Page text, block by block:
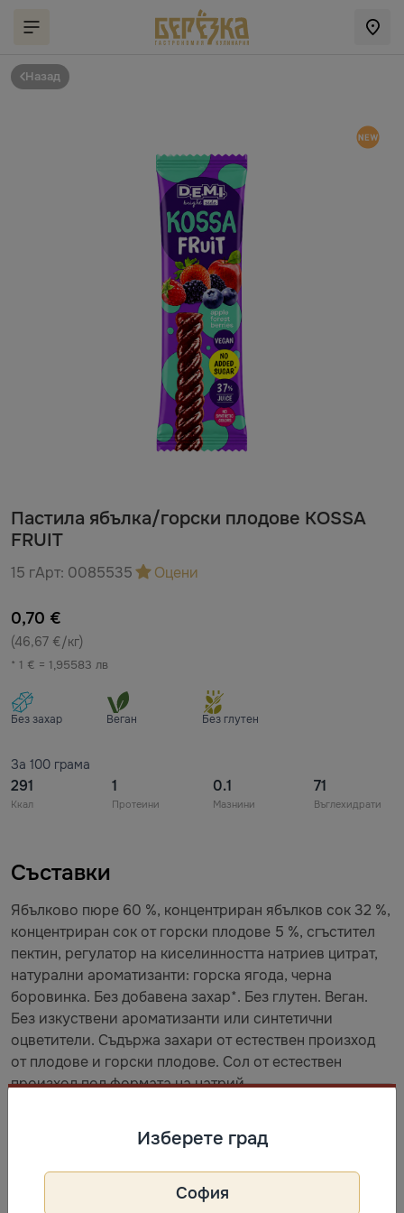
Назад
Пастила ябълка/горски плодове KOSSA
FRUIT
15 гАрт: 0085535 Оцени
0,70 €
(46,67 €/кг)
* 1 € = 1,95583 лв
Без захар Веган Без глутен
За 100 грама
291
Ккал
1
Протеини
0.1
Мазнини
71
Въглехидрати
Съставки
Ябълково пюре 60 %, концентриран ябълков сок 32 %,
концентриран сок от горски плодове 5 %, сгъстител
пектин, регулатор на киселинността натриев цитрат,
натурални ароматизанти: горска ягода, черна
боровинка. Без добавена захар*. Без глутен. Веган.
Без изкуствени ароматизанти или синтетични
оцветители. Съдържа захари от естествен произход
от плодове и горски плодове. Сол от естествен
произход под формата на натрий.
Съхранение
Най-добър до: виж опаковката. Съхранявайте при
температура не по-висока от 25 °С и относителна
Изберете град
София